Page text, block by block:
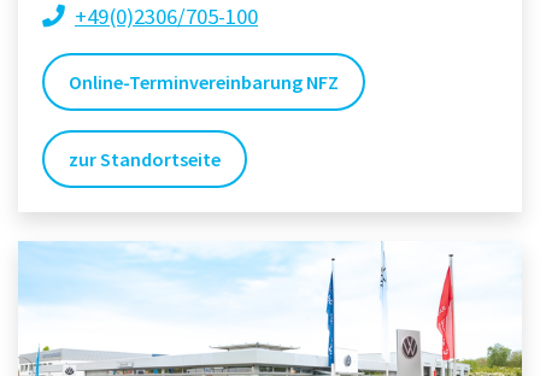
+49(0)2306/705-100
Online-Terminvereinbarung NFZ
zur Standortseite